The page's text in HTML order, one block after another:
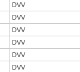
DVV
DVV
DVV
DVV
DVV
DVV